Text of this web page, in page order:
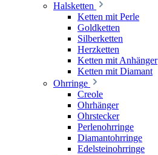
Halsketten
Ketten mit Perle
Goldketten
Silberketten
Herzketten
Ketten mit Anhänger
Ketten mit Diamant
Ohrringe
Creole
Ohrhänger
Ohrstecker
Perlenohrringe
Diamantohrringe
Edelsteinohrringe